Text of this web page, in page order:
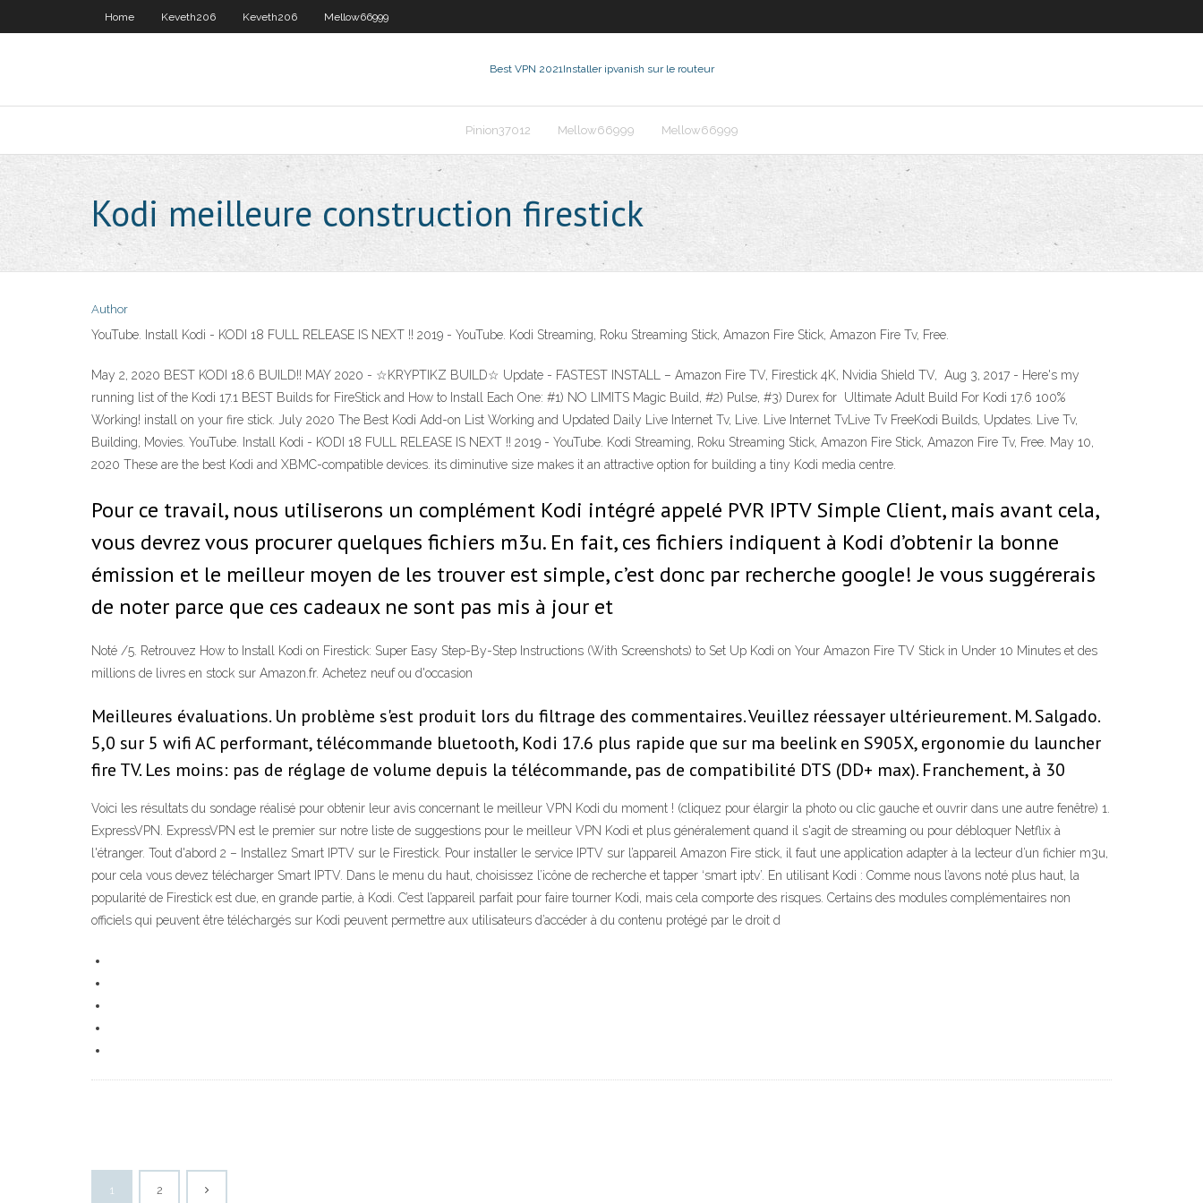
Home Keveth206 Keveth206 Mellow66999
Best VPN 2021Installer ipvanish sur le routeur
Pinion37012 Mellow66999 Mellow66999
Kodi meilleure construction firestick
Author
YouTube. Install Kodi - KODI 18 FULL RELEASE IS NEXT !! 2019 - YouTube. Kodi Streaming, Roku Streaming Stick, Amazon Fire Stick, Amazon Fire Tv, Free.
May 2, 2020 BEST KODI 18.6 BUILD!! MAY 2020 - ☆KRYPTIKZ BUILD☆ Update - FASTEST INSTALL – Amazon Fire TV, Firestick 4K, Nvidia Shield TV, Aug 3, 2017 - Here's my
running list of the Kodi 17.1 BEST Builds for FireStick and How to Install Each One: #1) NO LIMITS Magic Build, #2) Pulse, #3) Durex for Ultimate Adult Build For Kodi 17.6 100%
Working! install on your fire stick. July 2020 The Best Kodi Add-on List Working and Updated Daily Live Internet Tv, Live. Live Internet TvLive Tv FreeKodi Builds, Updates. Live Tv,
Building, Movies. YouTube. Install Kodi - KODI 18 FULL RELEASE IS NEXT !! 2019 - YouTube. Kodi Streaming, Roku Streaming Stick, Amazon Fire Stick, Amazon Fire Tv, Free. May 10,
2020 These are the best Kodi and XBMC-compatible devices. its diminutive size makes it an attractive option for building a tiny Kodi media centre.
Pour ce travail, nous utiliserons un complément Kodi intégré appelé PVR IPTV Simple Client, mais avant cela,
vous devrez vous procurer quelques fichiers m3u. En fait, ces fichiers indiquent à Kodi d’obtenir la bonne
émission et le meilleur moyen de les trouver est simple, c’est donc par recherche google! Je vous suggérerais
de noter parce que ces cadeaux ne sont pas mis à jour et
Noté /5. Retrouvez How to Install Kodi on Firestick: Super Easy Step-By-Step Instructions (With Screenshots) to Set Up Kodi on Your Amazon Fire TV Stick in Under 10 Minutes et des
millions de livres en stock sur Amazon.fr. Achetez neuf ou d'occasion
Meilleures évaluations. Un problème s'est produit lors du filtrage des commentaires. Veuillez réessayer ultérieurement. M. Salgado.
5,0 sur 5 wifi AC performant, télécommande bluetooth, Kodi 17.6 plus rapide que sur ma beelink en S905X, ergonomie du launcher
fire TV. Les moins: pas de réglage de volume depuis la télécommande, pas de compatibilité DTS (DD+ max). Franchement, à 30
Voici les résultats du sondage réalisé pour obtenir leur avis concernant le meilleur VPN Kodi du moment ! (cliquez pour élargir la photo ou clic gauche et ouvrir dans une autre fenêtre) 1.
ExpressVPN. ExpressVPN est le premier sur notre liste de suggestions pour le meilleur VPN Kodi et plus généralement quand il s'agit de streaming ou pour débloquer Netflix à
l'étranger. Tout d'abord 2 – Installez Smart IPTV sur le Firestick. Pour installer le service IPTV sur l’appareil Amazon Fire stick, il faut une application adapter à la lecteur d’un fichier m3u,
pour cela vous devez télécharger Smart IPTV. Dans le menu du haut, choisissez l’icône de recherche et tapper ‘smart iptv’. En utilisant Kodi : Comme nous l’avons noté plus haut, la
popularité de Firestick est due, en grande partie, à Kodi. C’est l’appareil parfait pour faire tourner Kodi, mais cela comporte des risques. Certains des modules complémentaires non
officiels qui peuvent être téléchargés sur Kodi peuvent permettre aux utilisateurs d’accéder à du contenu protégé par le droit d
1 2